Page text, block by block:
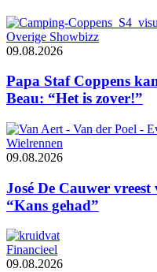
Overige Showbizz
09.08.2026
Papa Staf Coppens
Beau: “Het is zover!”
Wielrennen
09.08.2026
José De Cauwer
“Kans gehad”
Financieel
09.08.2026